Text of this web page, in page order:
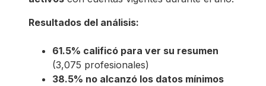
Resultados del análisis:
61.5% calificó para ver su resumen
(3,075 profesionales)
38.5% no alcanzó los datos mínimos